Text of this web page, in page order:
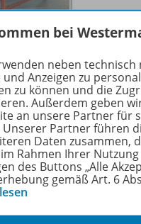
Lieferbar
Explore -
an
Download
bei
neben
und Anzeigen zu
zu können und die
Außerdem geben
an unsere Partner für
Partner führen
Daten zusammen,
Rahmen Ihrer
des Buttons „Alle
gemäß Art. 6